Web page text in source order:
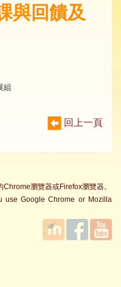
與回饋及
組
回上一頁
瀏覽器或Firefox瀏覽器。
use Google Chrome or Mozilla